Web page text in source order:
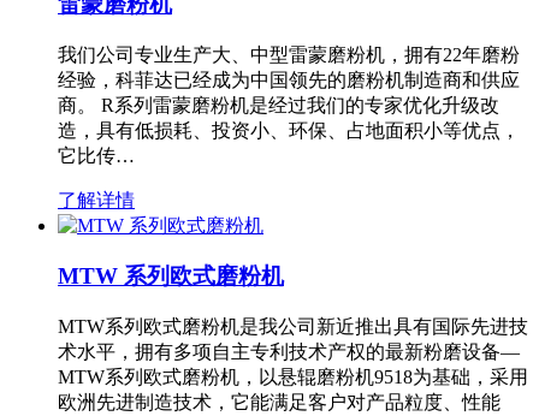
我们公司专业生产大、中型雷蒙磨粉机，拥有22年磨粉
经验，科菲达已经成为中国领先的磨粉机制造商和供应
商。 R系列雷蒙磨粉机是经过我们的专家优化升级改
造，具有低损耗、投资小、环保、占地面积小等优点，
它比传…
了解详情
MTW 系列欧式磨粉机
MTW系列欧式磨粉机是我公司新近推出具有国际先进技
术水平，拥有多项自主专利技术产权的最新粉磨设备—
MTW系列欧式磨粉机，以悬辊磨粉机9518为基础，采用
欧洲先进制造技术，它能满足客户对产品粒度、性能